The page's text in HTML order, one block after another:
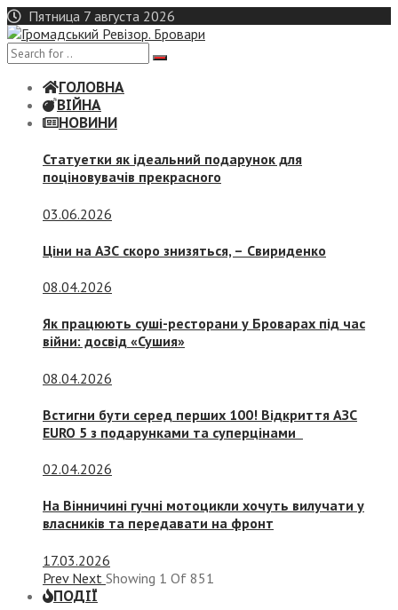
Skip
to
content
Пятница 7 августа 2026
ГОЛОВНА
ВІЙНА
НОВИНИ
Статуетки як ідеальний подарунок для
поціновувачів прекрасного
03.06.2026
Ціни на АЗС скоро знизяться, – Свириденко
08.04.2026
Як працюють суші-ресторани у Броварах під час
війни: досвід «Сушия»
08.04.2026
Встигни бути серед перших 100! Відкриття АЗС
EURO 5 з подарунками та суперцінами
02.04.2026
На Вінничині гучні мотоцикли хочуть вилучати у
власників та передавати на фронт
17.03.2026
Prev Next Showing 1 Of 851
ПОДІЇ